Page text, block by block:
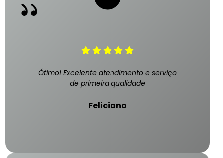
Ótimo! Excelente atendimento e serviço
de primeira qualidade
Feliciano